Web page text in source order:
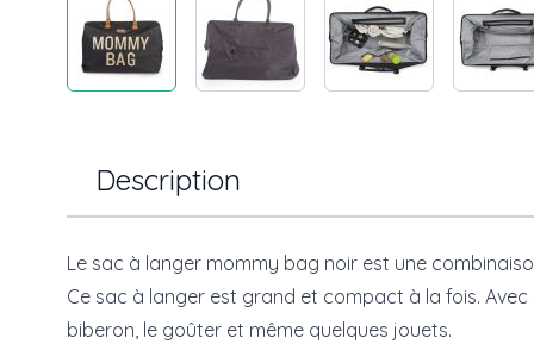
Description
Le sac à langer mommy bag noir est une
Ce sac à langer est grand et compact à la fois.
biberon, le goûter et même quelques jouets.